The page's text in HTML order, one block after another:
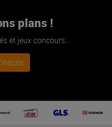
plans !
et jeux concours...